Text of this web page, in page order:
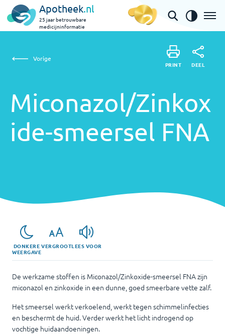
Apotheek.nl
25 jaar betrouwbare
medicijninformatie
Vorige
Miconazol/Zinkox
ide-smeersel FNA
PRINT DEEL
DONKERE
WEERGAVE
VERGROOTLEES VOOR
De werkzame stoffen is Miconazol/Zinkoxide-smeersel FNA zijn
miconazol en zinkoxide in een dunne, goed smeerbare vette zalf.
Het smeersel werkt verkoelend, werkt tegen schimmelinfecties
en beschermt de huid. Verder werkt het licht indrogend op
vochtige huidaandoeningen.